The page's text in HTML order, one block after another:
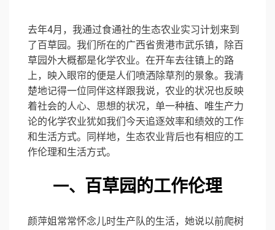
去年4月，我通过食通社的生态农业实习计划来到
了百草园。我们所在的广西省贵港市武乐镇，除百
草园外大概都是化学农业。在开车去往镇上的路
上，映入眼帘的便是人们喷洒除草剂的景象。我清
楚地记得一位同伴这样跟我说，农业的状况也反映
着社会的人心、思想的状况，单一种植、唯生产力
论的化学农业犹如我们今天追逐效率和绩效的工作
和生活方式。同样地，生态农业背后也有相应的工
作伦理和生活方式。
一、 百草园的工作伦理
颜萍姐常常怀念儿时生产队的生活，她说以前爬树